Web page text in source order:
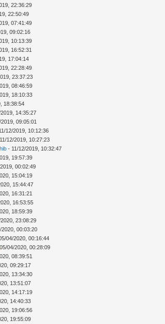
22:36:29
22:50:49
07:41:49
09:02:16
10:13:39
16:52:31
17:04:14
22:28:49
23:37:23
08:46:59
18:10:33
18:38:54
14:35:27
09:05:01
12/2019, 10:12:36
12/2019, 10:27:23
- 11/12/2019, 10:32:47
19:57:39
00:02:49
15:04:19
15:44:47
16:31:21
16:53:55
18:59:39
23:08:29
2020, 00:03:20
04/2020, 00:16:44
04/2020, 00:28:09
08:39:51
09:29:17
13:34:30
13:51:07
14:17:19
14:40:33
19:06:56
19:55:09